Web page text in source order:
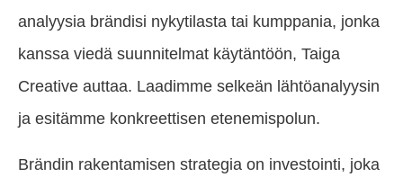
analyysia brändisi nykytilasta tai kumppania, jonka
kanssa viedä suunnitelmat käytäntöön, Taiga
Creative auttaa. Laadimme selkeän lähtöanalyysin
ja esitämme konkreettisen etenemispolun.
Brändin rakentamisen strategia on investointi, joka